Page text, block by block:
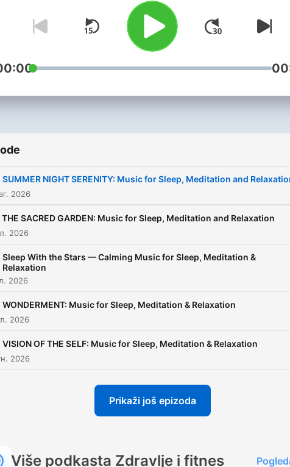
SUMMER NIGHT SERENITY: Music for Sleep, Meditation and
2026
THE SACRED GARDEN: Music for Sleep, Meditation and Relaxation
2026
Sleep With the Stars — Calming Music for Sleep, Meditation &
Relaxation
2026
WONDERMENT: Music for Sleep, Meditation & Relaxation
2026
VISION OF THE SELF: Music for Sleep, Meditation & Relaxation
2026
Prikaži još epizoda
Više podkasta Zdravlje i fitnes